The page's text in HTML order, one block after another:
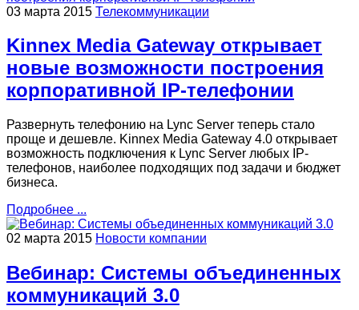
03 марта 2015 Телекоммуникации
Kinnex Media Gateway открывает
новые возможности построения
корпоративной IP-телефонии
Развернуть телефонию на Lync Server теперь стало
проще и дешевле. Kinnex Media Gateway 4.0 открывает
возможность подключения к Lync Server любых IP-
телефонов, наиболее подходящих под задачи и бюджет
бизнеса.
Подробнее ...
02 марта 2015 Новости компании
Вебинар: Системы объединенных
коммуникаций 3.0